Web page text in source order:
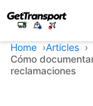
Home
Articles
Cómo
reclamaciones